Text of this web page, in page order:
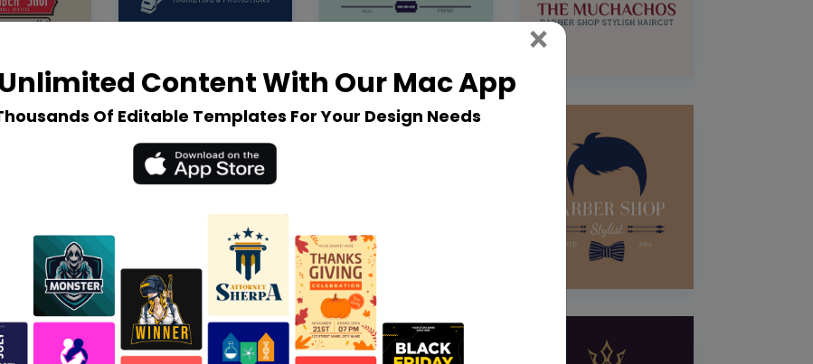
Content With Our Mac App
Of Editable Templates For Your Design Needs
× Close